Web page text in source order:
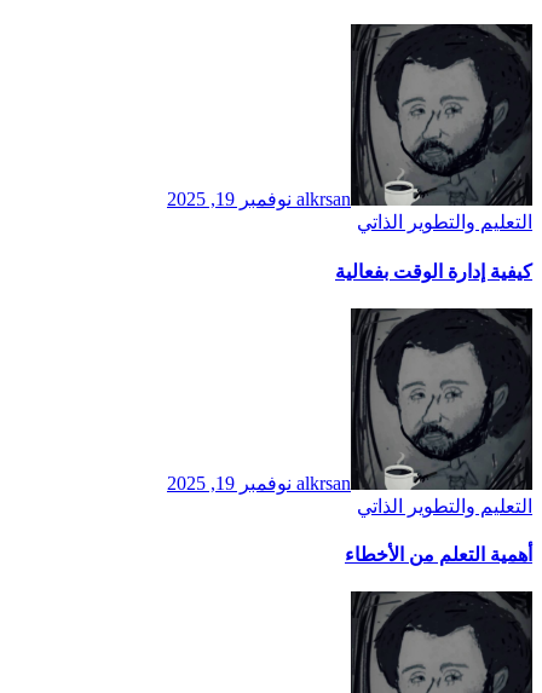
alkrsan نوفمبر 19, 2025
التعليم والتطوير الذاتي
كيفية إدارة الوقت بفعالية
alkrsan نوفمبر 19, 2025
التعليم والتطوير الذاتي
أهمية التعلم من الأخطاء